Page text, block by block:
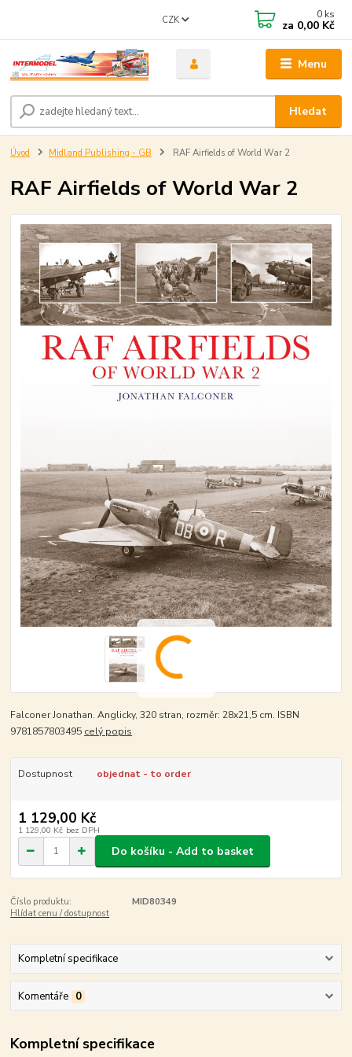
Menu
CZK
Hledat
0 ks
za 0,00 Kč
Úvod Midland Publishing - GB RAF Airfields of World War 2
RAF Airfields of World War 2
Falconer Jonathan. Anglicky, 320 stran, rozměr: 28x21,5 cm. ISBN
9781857803495 celý popis
Dostupnost objednat - to order
1 129,00 Kč
1 129,00 Kč bez DPH
Do košíku - Add to basket
Číslo produktu:
MID80349
Hlídat cenu / dostupnost
Kompletní specifikace
Komentáře 0
Kompletní specifikace